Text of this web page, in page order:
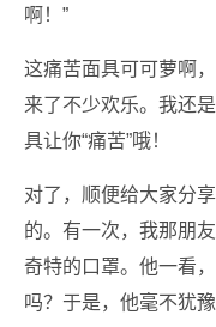
啊！”
这痛苦面具可可萝啊
来了不少欢乐。我还
具让你“痛苦”哦！
对了，顺便给大家分
的。有一次，我那朋
奇特的口罩。他一看
吗？于是，他毫不犹